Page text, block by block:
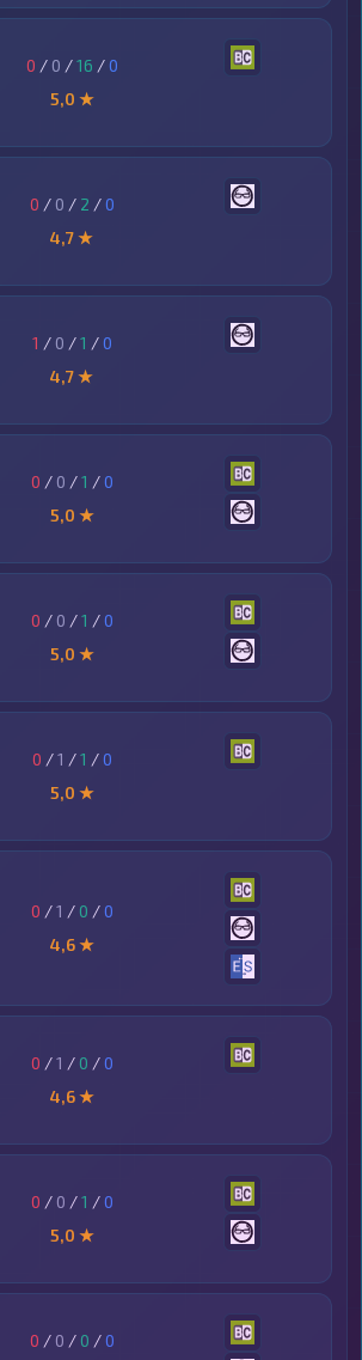
0 / 0 /16 /0
5,0 ★
0 / 0 / 2 /0
4,7 ★
1 / 0 /1 /0
4,7 ★
0 / 0 /1 /0
5,0 ★
0 / 0 /1 /0
5,0 ★
0 /1 /1 /0
5,0 ★
0 /1 / 0 /0
4,6 ★
0 /1 / 0 /0
4,6 ★
0 / 0 /1 /0
5,0 ★
0 / 0 / 0 /0